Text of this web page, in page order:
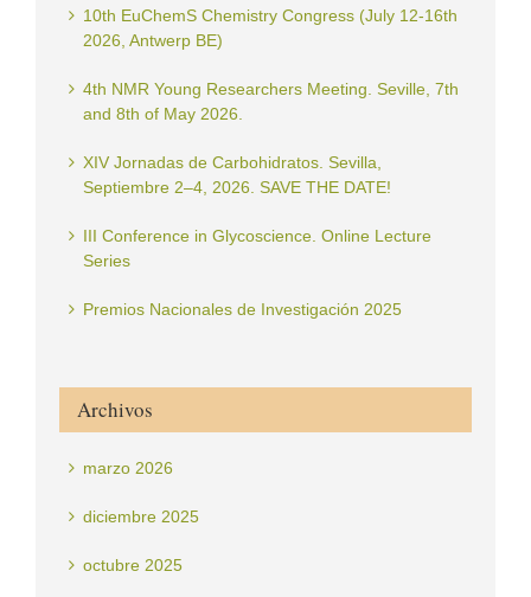
10th EuChemS Chemistry Congress (July 12-16th
2026, Antwerp BE)
4th NMR Young Researchers Meeting. Seville, 7th
and 8th of May 2026.
XIV Jornadas de Carbohidratos. Sevilla,
Septiembre 2–4, 2026. SAVE THE DATE!
III Conference in Glycoscience. Online Lecture
Series
Premios Nacionales de Investigación 2025
Archivos
marzo 2026
diciembre 2025
octubre 2025